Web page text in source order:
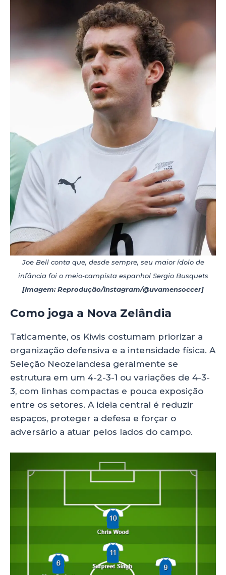
Joe Bell conta que, desde sempre, seu maior ídolo de
infância foi o meio-campista espanhol Sergio Busquets
[Imagem: Reprodução/Instagram/@uvamensoccer]
Como joga a Nova Zelândia
Taticamente, os Kiwis costumam priorizar a
organização defensiva e a intensidade física. A
Seleção Neozelandesa geralmente se
estrutura em um 4-2-3-1 ou variações de 4-3-
3, com linhas compactas e pouca exposição
entre os setores. A ideia central é reduzir
espaços, proteger a defesa e forçar o
adversário a atuar pelos lados do campo.